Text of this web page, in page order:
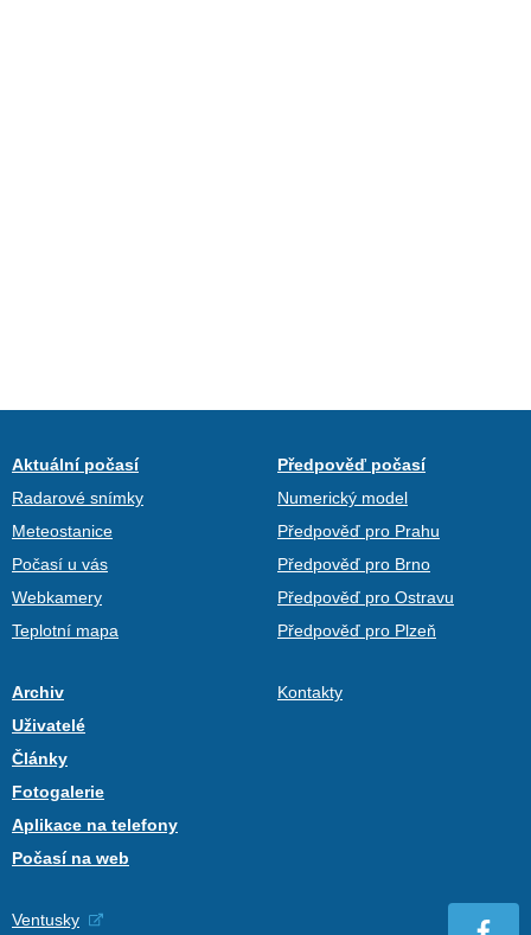
Aktuální počasí
Radarové snímky
Meteostanice
Počasí u vás
Webkamery
Teplotní mapa
Předpověď počasí
Numerický model
Předpověď pro Prahu
Předpověď pro Brno
Předpověď pro Ostravu
Předpověď pro Plzeň
Archiv
Uživatelé
Články
Fotogalerie
Aplikace na telefony
Počasí na web
Kontakty
Ventusky